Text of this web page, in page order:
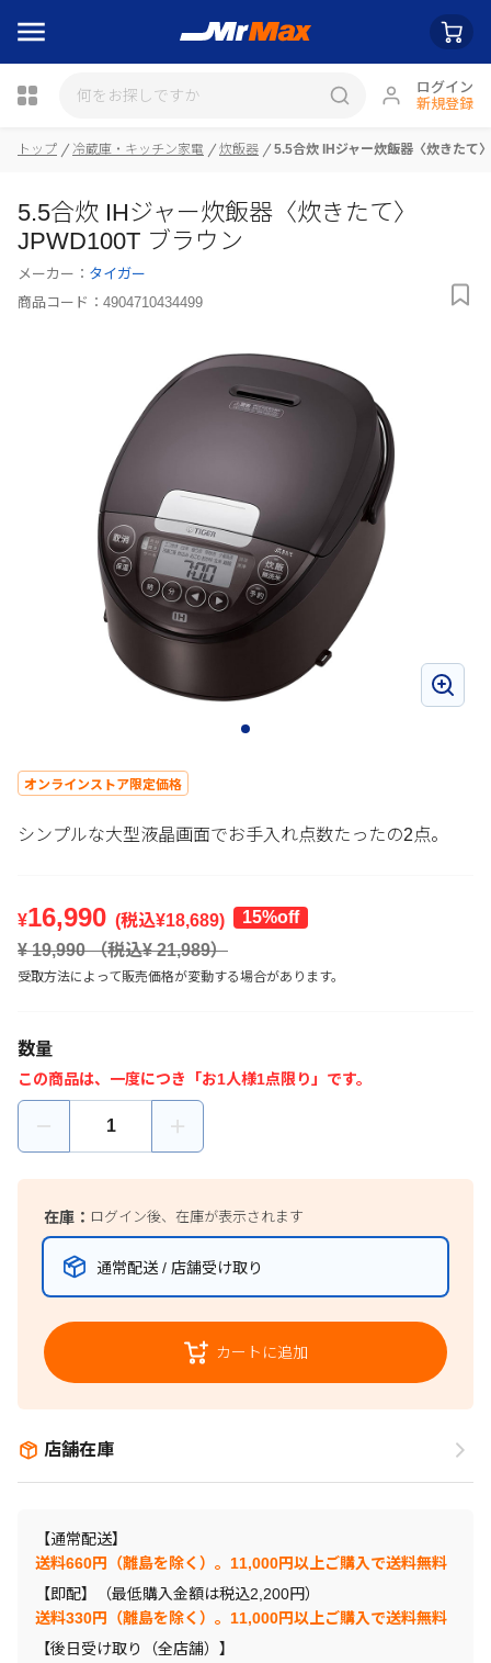
ログイン
新規登録
瓶詰
トップ 冷蔵庫・キッチン家電 炊飯器 5.5合炊 IHジャー炊飯器〈炊きたて
5.5合炊 IHジャー炊飯器〈炊きたて〉
JPWD100T ブラウン
メーカー： タイガー
商品コード： 4904710434499
オンラインストア限定価格
シンプルな大型液晶画面でお手入れ点数たったの2点。
¥16,990 (税込¥18,689)
15%off
¥ 19,990（税込¥21,989）
受取方法によって販売価格が変動する場合があります。
数量
この商品は、一度につき「お1人様1点限り」です。
在庫： ログイン後、在庫が表示されます
通常配送 / 店舗受け取り
カートに追加
店舗在庫
【通常配送】
送料660円（離島を除く）。11,000円以上ご購入で送料無料
【即配】（最低購入金額は税込2,200円）
送料330円（離島を除く）。11,000円以上ご購入で送料無料
【後日受け取り（全店舗）】